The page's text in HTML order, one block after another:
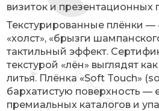
визиток и презентационных
Текстурированные плёнки —
«холст», «брызги
тактильный эффект.
текстурой «лён» выглядят
литья. Плёнка «Soft Touch»
бархатистую поверхность —
премиальных каталогов и